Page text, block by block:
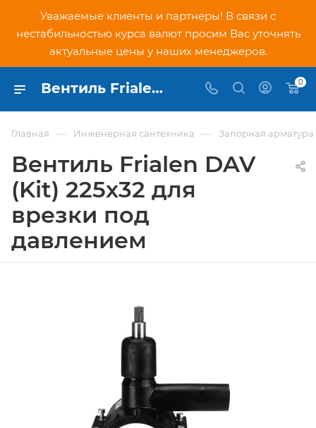
Уважаемые клиенты и партнеры! В связи с
нестабильностью курса валют просим Вас уточнять
актуальные цены у наших менеджеров.
Вентиль Frialen DAV (Kit) 225х32 для врезки под давлением - купить по низкой цене в Москве, интернет-магазин PNDtech.ru 0
Главная — Инженерная сантехника — Запорная арматура
Вентиль Frialen DAV
(Kit) 225х32 для
врезки под
давлением